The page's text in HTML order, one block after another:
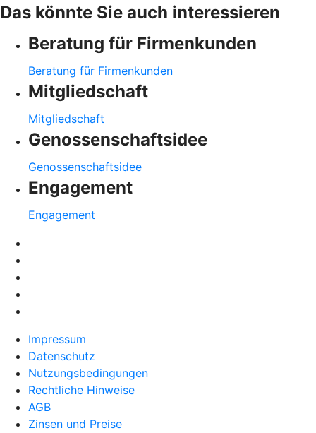
Das könnte Sie auch interessieren
Beratung für Firmenkunden
Beratung für Firmenkunden
Mitgliedschaft
Mitgliedschaft
Genossenschaftsidee
Genossenschaftsidee
Engagement
Engagement
Impressum
Datenschutz
Nutzungsbedingungen
Rechtliche Hinweise
AGB
Zinsen und Preise